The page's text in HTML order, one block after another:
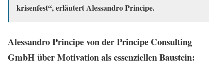
krisenfest“, erläutert Alessandro Principe.
Alessandro Principe von der Principe Consulting
GmbH über Motivation als essenziellen Baustein: